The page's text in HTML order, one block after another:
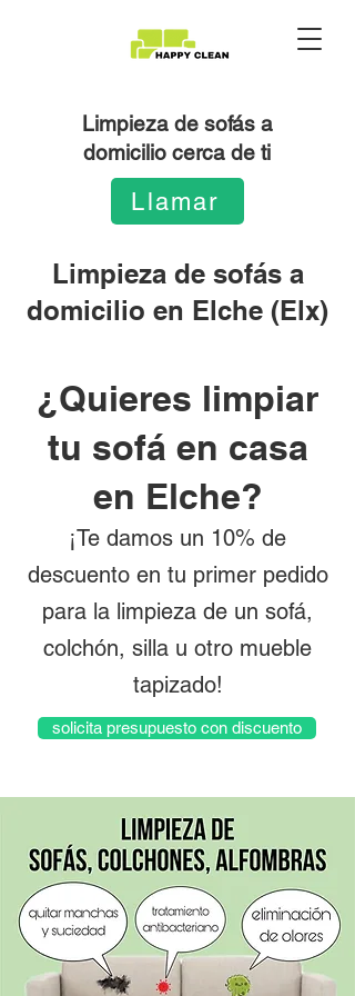
Limpieza de sofás a
domicilio cerca de ti
Llamar
Limpieza de sofás a
domicilio en Elche (Elx)
¿Quieres limpiar
tu sofá en casa
en Elche?
¡Te damos un 10% de
descuento en tu primer pedido
para la limpieza de un sofá,
colchón, silla u otro mueble
tapizado!
solicita presupuesto con discuento